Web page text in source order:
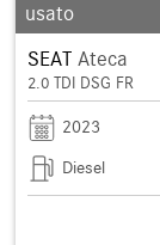
usato
SEAT Ateca
2.0 TDI DSG FR
2023
Diesel